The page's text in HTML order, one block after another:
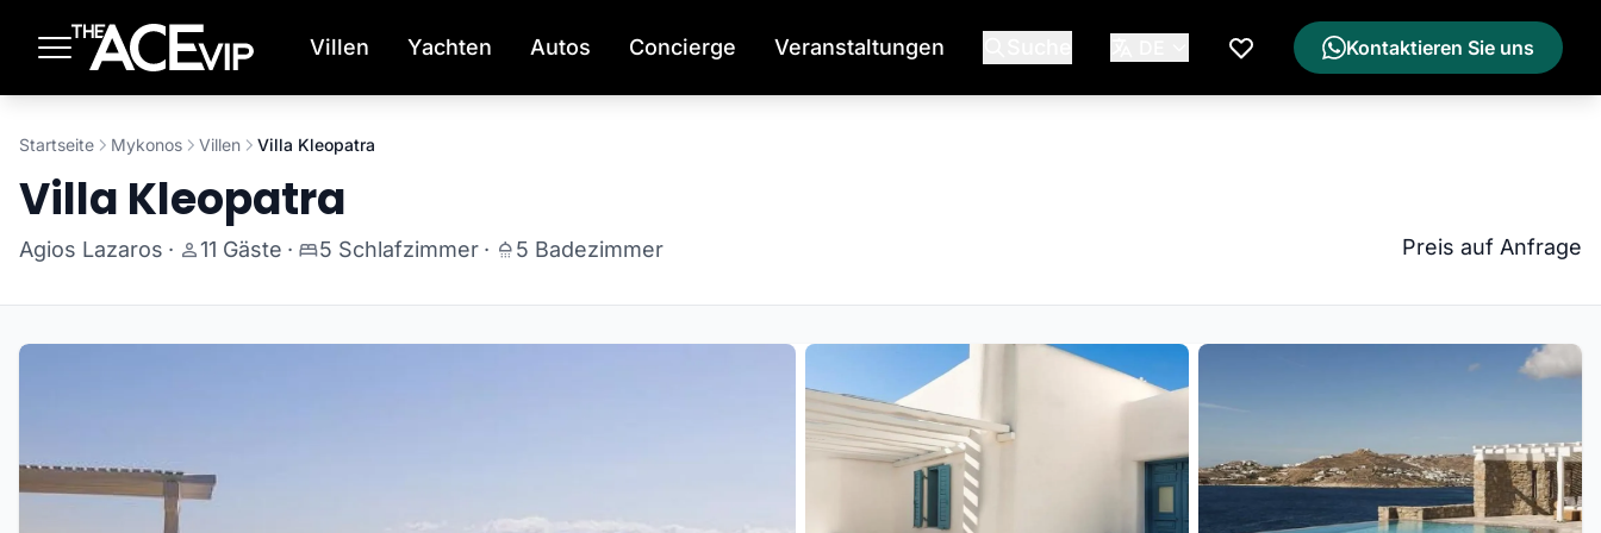
Villen Yachten Autos Concierge Veranstaltungen
Meine Wunschliste
Kontaktieren Sie uns
Startseite Mykonos Villen Villa Kleopatra
Villa Kleopatra
Agios Lazaros · 11 Gäste · 5 Schlafzimmer · 5 Badezimmer Preis auf Anfrage